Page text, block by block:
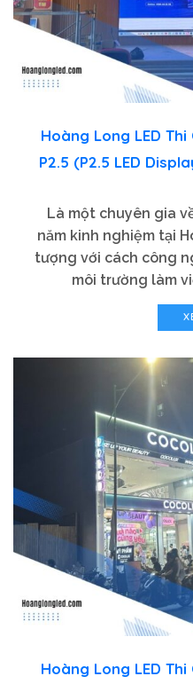
Hoàng Long LED Thi
P2.5 (P2.5 LED
Là một chuyên gia
năm kinh nghiệm tại
tượng với cách công
môi trường làm
Hoàng Long LED Thi